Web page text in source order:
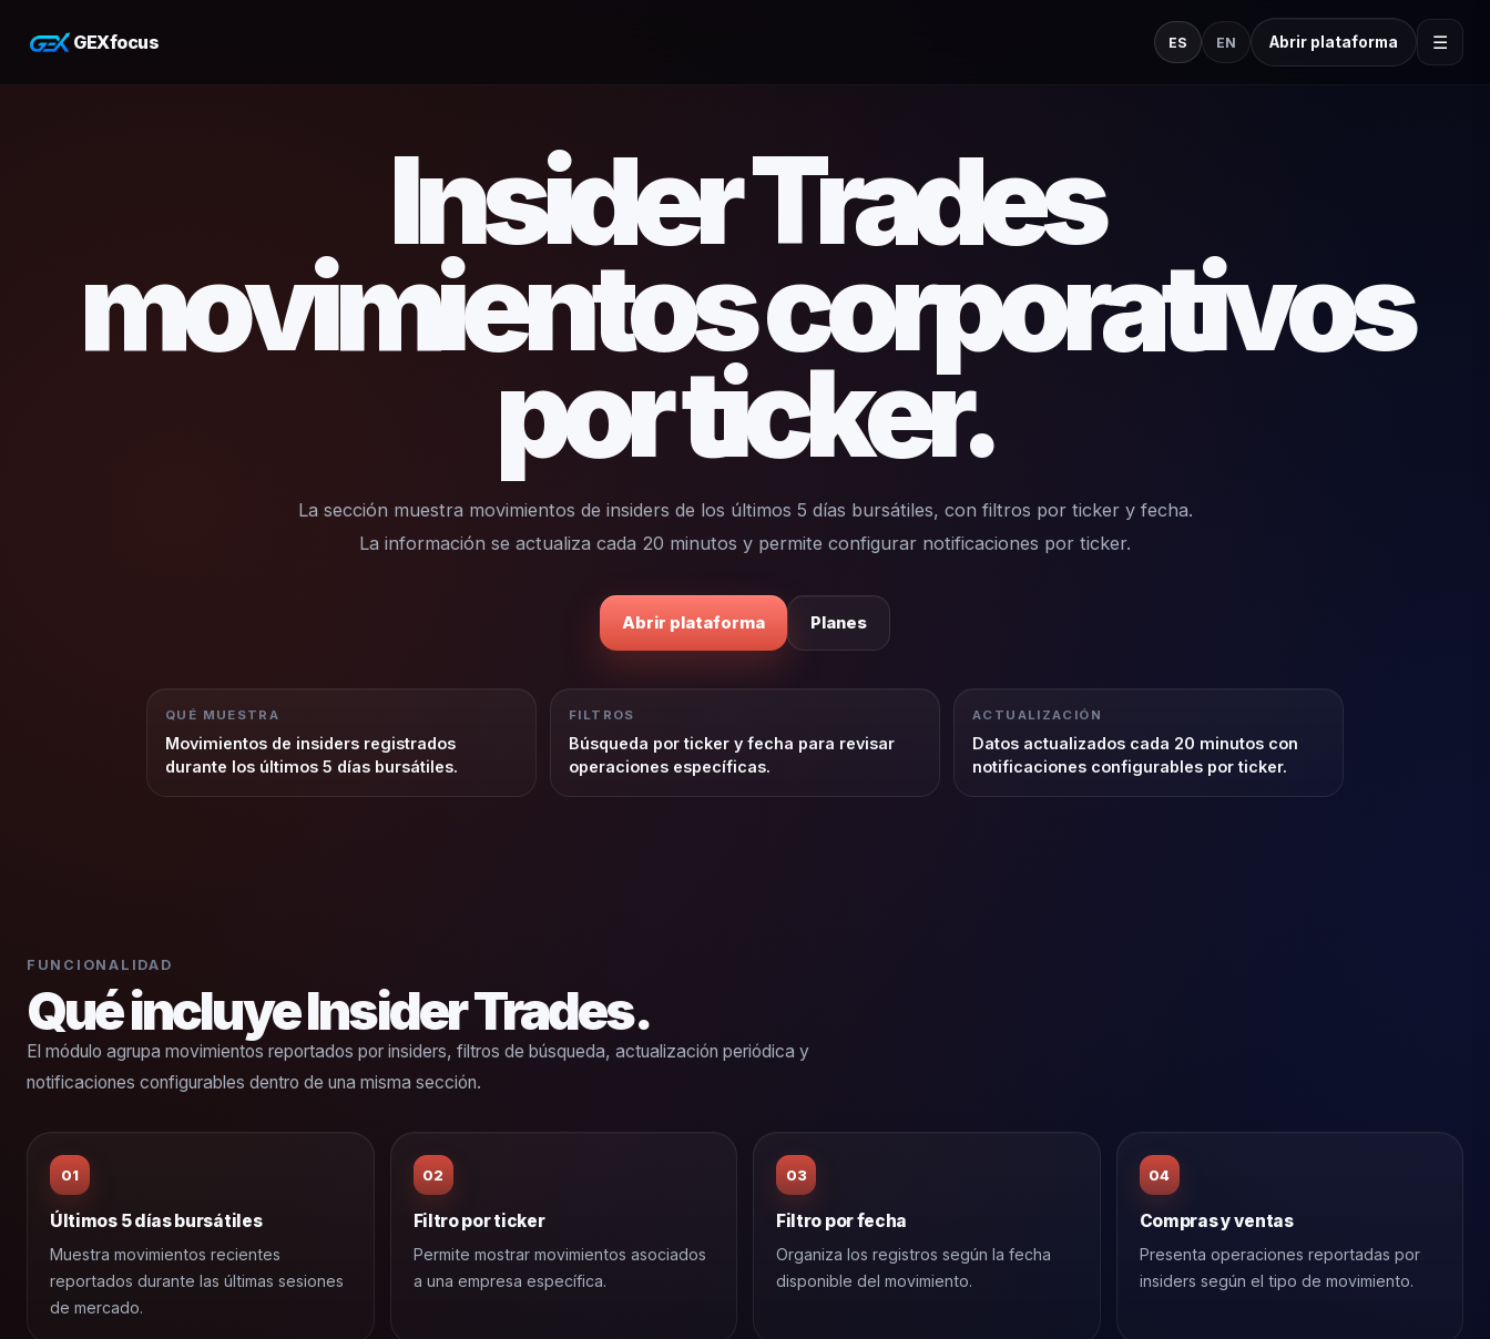
GEXfocus ES EN Abrir plataforma ☰
Insider Trades
movimientos corporativos
por ticker.
La sección muestra movimientos de insiders de los últimos 5 días bursátiles, con filtros por ticker y fecha.
La información se actualiza cada 20 minutos y permite configurar notificaciones por ticker.
Abrir plataforma Planes
QUÉ MUESTRA
Movimientos de insiders registrados
durante los últimos 5 días bursátiles.
FILTROS
Búsqueda por ticker y fecha para revisar
operaciones específicas.
ACTUALIZACIÓN
Datos actualizados cada 20 minutos con
notificaciones configurables por ticker.
FUNCIONALIDAD
Qué incluye Insider Trades.
El módulo agrupa movimientos reportados por insiders, filtros de búsqueda, actualización periódica y
notificaciones configurables dentro de una misma sección.
01
Últimos 5 días bursátiles
Muestra movimientos recientes
reportados durante las últimas sesiones
de mercado.
02
Filtro por ticker
Permite mostrar movimientos asociados
a una empresa específica.
03
Filtro por fecha
Organiza los registros según la fecha
disponible del movimiento.
04
Compras y ventas
Presenta operaciones reportadas por
insiders según el tipo de movimiento.